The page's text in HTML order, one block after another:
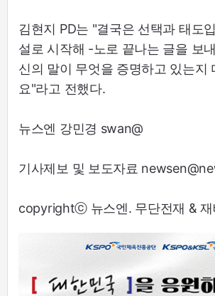
김현지 PD는 "결국은 선택과 태도
설로 시작해 -노로 끝나는 글을 보
신의 말이 무엇을 증명하고 있는지
요"라고 전했다.
뉴스엔 강민경 swan@
기사제보 및 보도자료
copyrightⓒ 뉴스엔. 무단전재 & 재